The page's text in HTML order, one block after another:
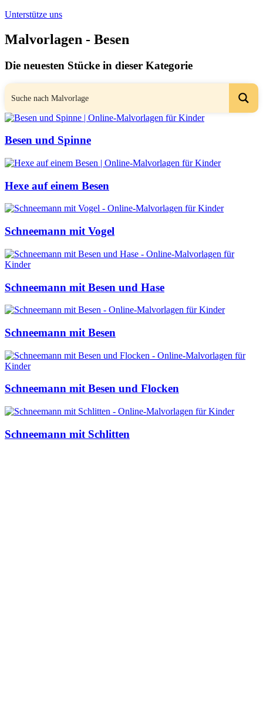
Unterstütze uns
Malvorlagen - Besen
Die neuesten Stücke in dieser Kategorie
Besen und Spinne
Hexe auf einem Besen
Schneemann mit Vogel
Schneemann mit Besen und Hase
Schneemann mit Besen
Schneemann mit Besen und Flocken
Schneemann mit Schlitten